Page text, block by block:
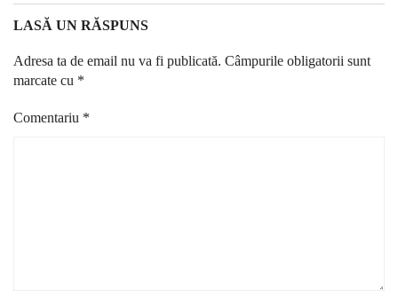
LASĂ UN RĂSPUNS
Adresa ta de email nu va fi publicată. Câmpurile obligatorii sunt
marcate cu *
Comentariu *